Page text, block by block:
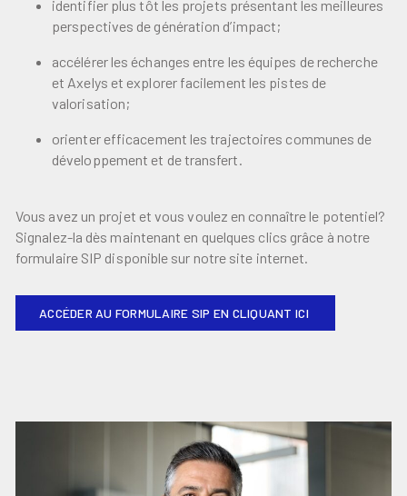
identifier plus tôt les projets présentant les meilleures
perspectives de génération d’impact;
accélérer les échanges entre les équipes de recherche
et Axelys et explorer facilement les pistes de
valorisation;
orienter efficacement les trajectoires communes de
développement et de transfert.
Vous avez un projet et vous voulez en connaître le potentiel?
Signalez-la dès maintenant en quelques clics grâce à notre
formulaire SIP disponible sur notre site internet.
ACCÉDER AU FORMULAIRE SIP EN CLIQUANT ICI